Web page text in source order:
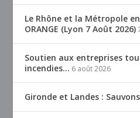
Le Rhône et la Métropole
ORANGE (Lyon 7 Août 2026)
Soutien aux entreprises
incendies… 6 août 2026
Gironde et Landes :